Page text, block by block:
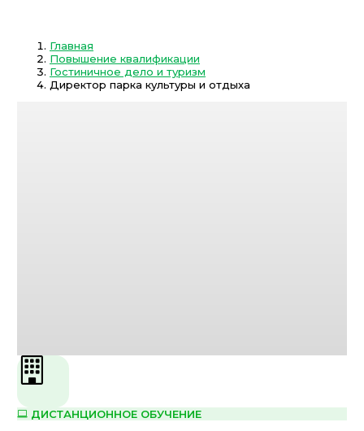
Главная
Повышение квалификации
Гостиничное дело и туризм
Директор парка культуры и отдыха
ДИСТАНЦИОННОЕ ОБУЧЕНИЕ